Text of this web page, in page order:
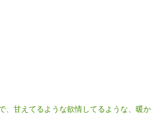
、甘えてるような欲情してるような、暖か